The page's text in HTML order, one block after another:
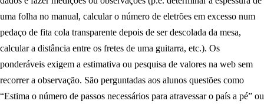
uma folha no manual, calcular o número de eletrões em excesso num
pedaço de fita cola transparente depois de ser descolada da mesa,
calcular a distância entre os fretes de uma guitarra, etc.). Os
ponderáveis exigem a estimativa ou pesquisa de valores na web sem
recorrer a observação. São perguntadas aos alunos questões como
“Estima o número de passos necessários para atravessar o país a pé” ou